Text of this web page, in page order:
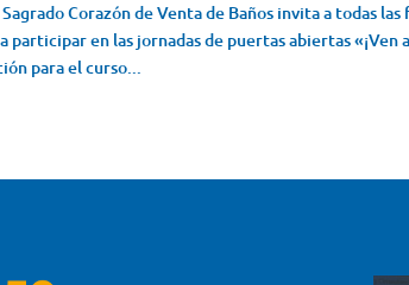
Corazón de Venta de Baños invita a todas
participar en las jornadas de puertas abiertas
para el curso...